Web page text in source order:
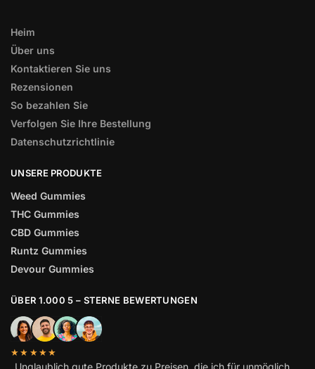
Heim
Über uns
Kontaktieren Sie uns
Rezensionen
So bezahlen Sie
Verfolgen Sie Ihre Bestellung
Datenschutzrichtlinie
UNSERE PRODUKTE
Weed Gummies
THC Gummies
CBD Gummies
Runtz Gummies
Devour Gummies
ÜBER 1.000 5 – STERNE BEWERTUNGEN
★★★★★
„Unglaublich gute Produkte zu Preisen, die ich für unmöglich